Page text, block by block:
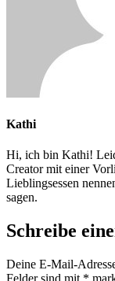
Kathi
Hi, ich bin Kathi!
Creator mit einer
Lieblingsessen
sagen.
Schreibe
Deine E-Mail-